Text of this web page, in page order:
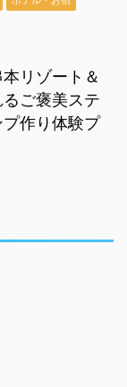
リゾート＆
ご褒美ステ
作り体験プ